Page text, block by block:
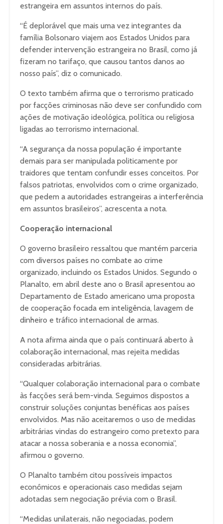
estrangeira em assuntos internos do país.
“É deplorável que mais uma vez integrantes da
família Bolsonaro viajem aos Estados Unidos para
defender intervenção estrangeira no Brasil, como já
fizeram no tarifaço, que causou tantos danos ao
nosso país”, diz o comunicado.
O texto também afirma que o terrorismo praticado
por facções criminosas não deve ser confundido com
ações de motivação ideológica, política ou religiosa
ligadas ao terrorismo internacional.
“A segurança da nossa população é importante
demais para ser manipulada politicamente por
traidores que tentam confundir esses conceitos. Por
falsos patriotas, envolvidos com o crime organizado,
que pedem a autoridades estrangeiras a interferência
em assuntos brasileiros”, acrescenta a nota.
Cooperação internacional
O governo brasileiro ressaltou que mantém parceria
com diversos países no combate ao crime
organizado, incluindo os Estados Unidos. Segundo o
Planalto, em abril deste ano o Brasil apresentou ao
Departamento de Estado americano uma proposta
de cooperação focada em inteligência, lavagem de
dinheiro e tráfico internacional de armas.
A nota afirma ainda que o país continuará aberto à
colaboração internacional, mas rejeita medidas
consideradas arbitrárias.
“Qualquer colaboração internacional para o combate
às facções será bem-vinda. Seguimos dispostos a
construir soluções conjuntas benéficas aos países
envolvidos. Mas não aceitaremos o uso de medidas
arbitrárias vindas do estrangeiro como pretexto para
atacar a nossa soberania e a nossa economia”,
afirmou o governo.
O Planalto também citou possíveis impactos
econômicos e operacionais caso medidas sejam
adotadas sem negociação prévia com o Brasil.
“Medidas unilaterais, não negociadas, podem